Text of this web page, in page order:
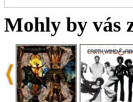
Mohly by vás